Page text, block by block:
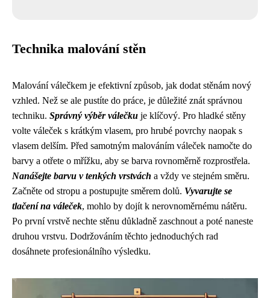
Technika malování stěn
Malování válečkem je efektivní způsob, jak dodat stěnám nový
vzhled. Než se ale pustíte do práce, je důležité znát správnou
techniku. Správný výběr válečku je klíčový. Pro hladké stěny
volte váleček s krátkým vlasem, pro hrubé povrchy naopak s
vlasem delším. Před samotným malováním váleček namočte do
barvy a otřete o mřížku, aby se barva rovnoměrně rozprostřela.
Nanášejte barvu v tenkých vrstvách a vždy ve stejném směru.
Začněte od stropu a postupujte směrem dolů. Vyvarujte se
tlačení na váleček, mohlo by dojít k nerovnoměrnému nátěru.
Po první vrstvě nechte stěnu důkladně zaschnout a poté naneste
druhou vrstvu. Dodržováním těchto jednoduchých rad
dosáhnete profesionálního výsledku.